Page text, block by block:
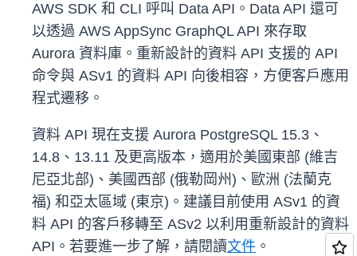
AWS SDK 和 CLI 呼叫 Data API。Data API 還可
以透過 AWS AppSync GraphQL API 來存取
Aurora 資料庫。重新設計的資料 API 支援的 API
命令與 ASv1 的資料 API 向後相容，方便客戶應用
程式遷移。
資料 API 現在支援 Aurora PostgreSQL 15.3、
14.8、13.11 及更高版本，適用於美國東部 (維吉
尼亞北部)、美國西部 (俄勒岡州)、歐洲 (法蘭克
福) 和亞太區域 (東京)。建議目前使用 ASv1 的資
料 API 的客戶移轉至 ASv2 以利用重新設計的資料
API。若要進一步了解，請閱讀文件 。